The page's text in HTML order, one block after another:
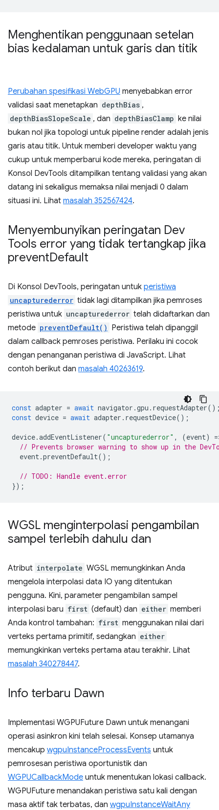
Menghentikan penggunaan setelan
bias kedalaman untuk garis dan titik
Perubahan spesifikasi WebGPU menyebabkan error
validasi saat menetapkan depthBias ,
depthBiasSlopeScale , dan depthBiasClamp ke nilai
bukan nol jika topologi untuk pipeline render adalah jenis
garis atau titik. Untuk memberi developer waktu yang
cukup untuk memperbarui kode mereka, peringatan di
Konsol DevTools ditampilkan tentang validasi yang akan
datang ini sekaligus memaksa nilai menjadi 0 dalam
situasi ini. Lihat masalah 352567424.
Menyembunyikan peringatan Dev
Tools error yang tidak tertangkap jika
preventDefault
Di Konsol DevTools, peringatan untuk peristiwa
uncapturederror tidak lagi ditampilkan jika pemroses
peristiwa untuk uncapturederror telah didaftarkan dan
metode preventDefault() Peristiwa telah dipanggil
dalam callback pemroses peristiwa. Perilaku ini cocok
dengan penanganan peristiwa di JavaScript. Lihat
contoh berikut dan masalah 40263619.
const adapter = await navigator .gpu . requestAdapter
const device = await adapter . requestDevice();
device.addEventListener( "uncapturederror" , (event) =
// Prevents browser warning to show up in the
event.preventDefault();
// TODO: Handle event.error
});
WGSL menginterpolasi pengambilan
sampel terlebih dahulu dan
Atribut interpolate WGSL memungkinkan Anda
mengelola interpolasi data IO yang ditentukan
pengguna. Kini, parameter pengambilan sampel
interpolasi baru first (default) dan either memberi
Anda kontrol tambahan: first menggunakan nilai dari
verteks pertama primitif, sedangkan either
memungkinkan verteks pertama atau terakhir. Lihat
masalah 340278447.
Info terbaru Dawn
Implementasi WGPUFuture Dawn untuk menangani
operasi asinkron kini telah selesai. Konsep utamanya
mencakup wgpuInstanceProcessEvents untuk
pemrosesan peristiwa oportunistik dan
WGPUCallbackMode untuk menentukan lokasi callback.
WGPUFuture menandakan peristiwa satu kali dengan
masa aktif tak terbatas, dan wgpuInstanceWaitAny